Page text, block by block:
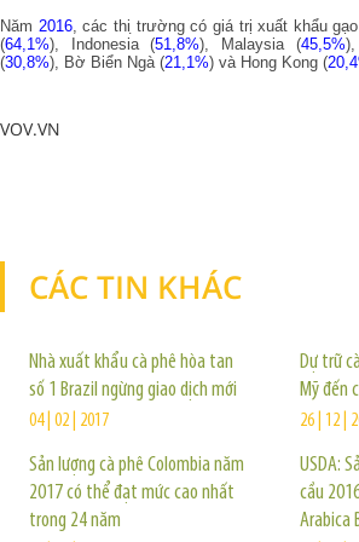
Năm 2016, các thi ̣trường có giá trị xuất khẩu
(64,1%), Indonesia (51,8%), Malaysia (45,5%
(30,8%), Bờ Biển Ngà (21,1%) và Hong Kong (
VOV.VN
CÁC TIN KHÁC
Nhà xuất khẩu cà phê hòa tan
số 1 Brazil ngừng giao dịch mới
04 | 02 | 2017
Sản lượng cà phê Colombia năm
2017 có thể đạt mức cao nhất
trong 24 năm
Dự trữ
Mỹ đến
26 | 12 |
USDA:
cầu
Arabica